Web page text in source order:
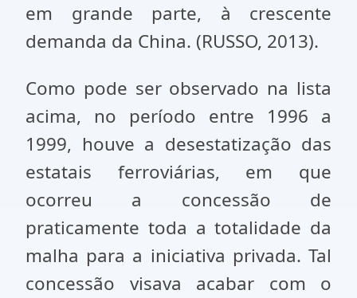
em grande parte, à crescente
demanda da China. (RUSSO, 2013).
Como pode ser observado na lista
acima, no período entre 1996 a
1999, houve a desestatização das
estatais ferroviárias, em que
ocorreu a concessão de
praticamente toda a totalidade da
malha para a iniciativa privada. Tal
concessão visava acabar com o